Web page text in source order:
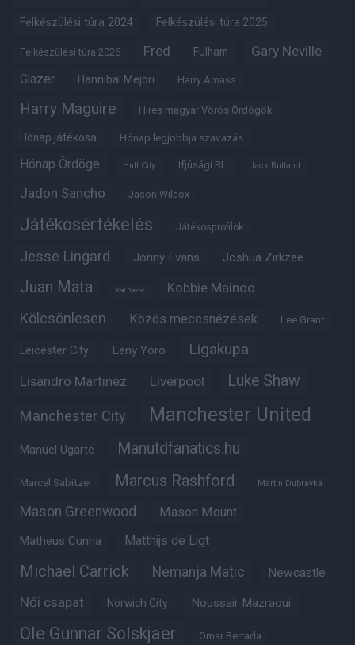
Felkészülési túra 2024 Felkészülési túra 2025
Felkészülési túra 2026 Fred Fulham Gary Neville
Glazer Hannibal Mejbri Harry Amass
Harry Maguire Híres magyar Vörös Ördögök
Hónap játékosa Hónap legjobbja szavazás
Hónap Ördöge Hull City Ifjúsági BL Jack Butland
Jadon Sancho Jason Wilcox
Játékosértékelés Játékosprofilok
Jesse Lingard Jonny Evans Joshua Zirkzee
Juan Mata Karl Darlow Kobbie Mainoo
Kölcsönlesen Közös meccsnézések Lee Grant
Leicester City Leny Yoro Ligakupa
Lisandro Martinez Liverpool Luke Shaw
Manchester City Manchester United
Manuel Ugarte Manutdfanatics.hu
Marcel Sabitzer Marcus Rashford Martin Dubravka
Mason Greenwood Mason Mount
Matheus Cunha Matthijs de Ligt
Michael Carrick Nemanja Matic Newcastle
Női csapat Norwich City Noussair Mazraoui
Ole Gunnar Solskjaer Omar Berrada